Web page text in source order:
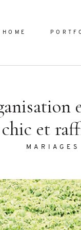
HOME
chic et
MARIAGES
sed
nulla
mollis